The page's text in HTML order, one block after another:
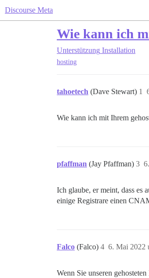
Discourse Meta
Wie kann ich
Unterstützung Installation
hosting
tahoetech (Dave Stewart) 1
Wie kann ich mit Ihrem
pfaffman (Jay Pfaffman) 3
Ich glaube, er meint, dass es
einige Registrare einen
Falco (Falco) 6. Mai 2022
4
Wenn Sie unseren